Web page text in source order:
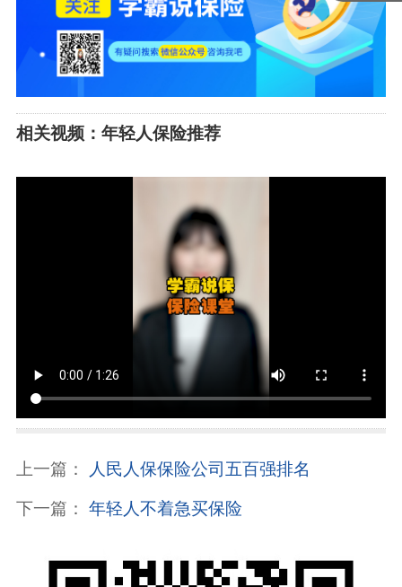
相关视频：年轻人保险推荐
上一篇： 人民人保保险公司五百强排名
下一篇： 年轻人不着急买保险